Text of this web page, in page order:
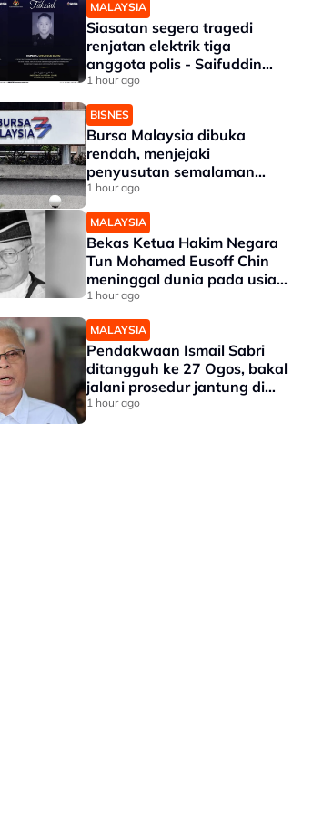
MALAYSIA
Siasatan segera tragedi
renjatan elektrik tiga
anggota polis - Saifuddin
Nasution
1 hour ago
BISNES
Bursa Malaysia dibuka
rendah, menjejaki
penyusutan semalaman
Wall Street
1 hour ago
MALAYSIA
Bekas Ketua Hakim Negara
Tun Mohamed Eusoff Chin
meninggal dunia pada usia
91 tahun
1 hour ago
MALAYSIA
Pendakwaan Ismail Sabri
ditangguh ke 27 Ogos, bakal
jalani prosedur jantung di
IJN
1 hour ago